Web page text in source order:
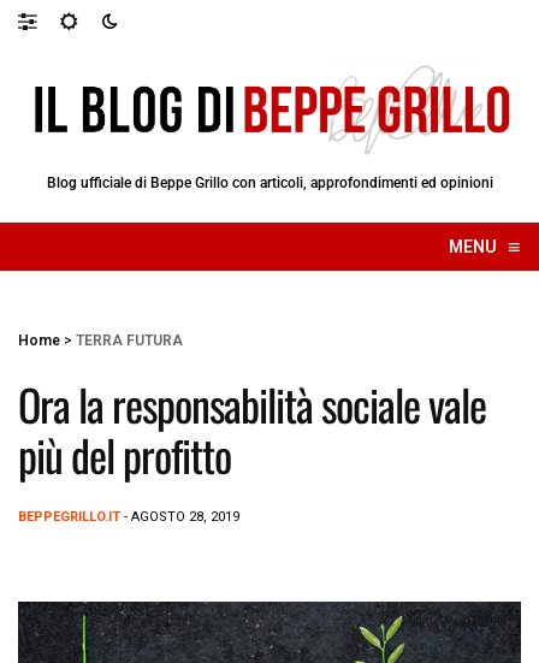
Blog ufficiale di Beppe Grillo con articoli, approfondimenti ed opinioni
MENU ≡
☰
Home > TERRA FUTURA
Ora la responsabilità sociale vale
più del profitto
BEPPEGRILLO.IT - AGOSTO 28, 2019